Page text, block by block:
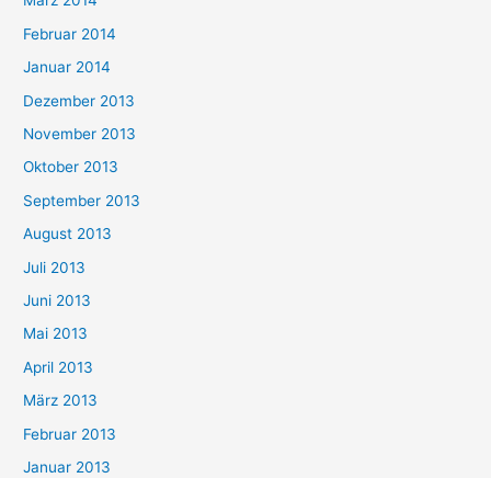
Februar 2014
Januar 2014
Dezember 2013
November 2013
Oktober 2013
September 2013
August 2013
Juli 2013
Juni 2013
Mai 2013
April 2013
März 2013
Februar 2013
Januar 2013